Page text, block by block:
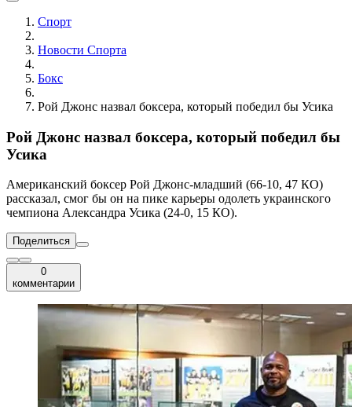
Спорт
Новости Cпорта
Бокс
Рой Джонс назвал боксера, который победил бы Усика
Рой Джонс назвал боксера, который победил бы
Усика
Американский боксер Рой Джонс-младший (66-10, 47 КО)
рассказал, смог бы он на пике карьеры одолеть украинского
чемпиона Александра Усика (24-0, 15 КО).
Поделиться
0
комментарии